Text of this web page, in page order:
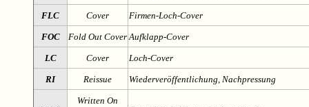
FLC Cover Firmen-Loch-Cover
FOC Fold Out Cover Aufklapp-Cover
LC Cover Loch-Cover
RI Reissue Wiederveröffentlichung, Nachpressung
Written On